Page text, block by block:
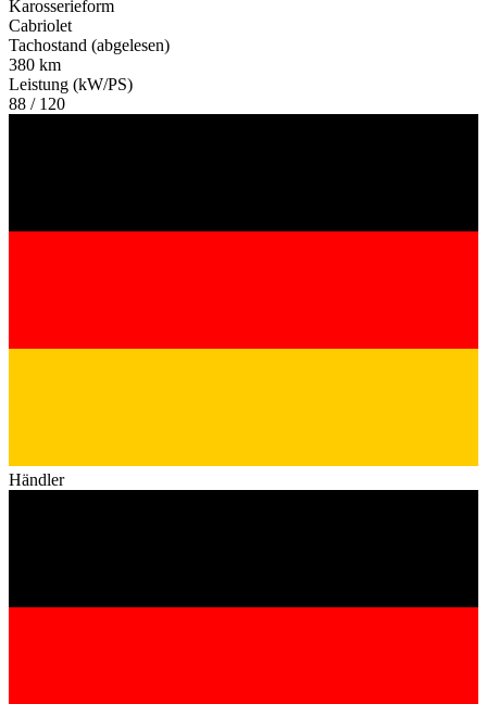
Karosserieform
Cabriolet
Tachostand (abgelesen)
380 km
Leistung (kW/PS)
88 / 120
Händler